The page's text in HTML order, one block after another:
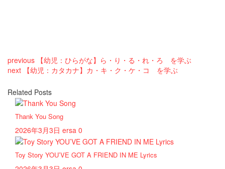
previous 【幼児：ひらがな】ら・り・る・れ・ろ を学ぶ
next 【幼児：カタカナ】カ・キ・ク・ケ・コ を学ぶ
Related Posts
Thank You Song
2026年3月3日 ersa 0
Toy Story YOU’VE GOT A FRIEND IN ME Lyrics